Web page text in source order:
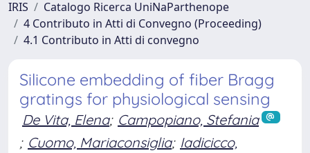
IRIS
Catalogo Ricerca UniNaParthenope
4 Contributo in Atti di Convegno (Proceeding)
4.1 Contributo in Atti di convegno
Silicone embedding of fiber Bragg
gratings for physiological sensing
De Vita, Elena; Campopiano, Stefania
; Cuomo, Mariaconsiglia; Iadicicco,